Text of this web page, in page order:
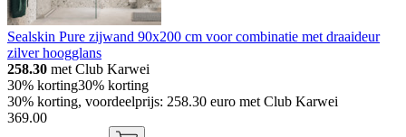
Sealskin Pure zijwand 90x200 cm voor combinatie met draaideur
zilver hoogglans
258.30 met Club Karwei
30% korting30% korting
30% korting, voordeelprijs: 258.30 euro met Club Karwei
369.00